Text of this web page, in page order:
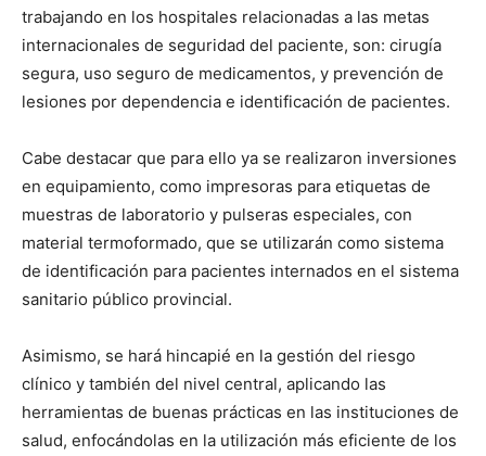
trabajando en los hospitales relacionadas a las metas
internacionales de seguridad del paciente, son: cirugía
segura, uso seguro de medicamentos, y prevención de
lesiones por dependencia e identificación de pacientes.
Cabe destacar que para ello ya se realizaron inversiones
en equipamiento, como impresoras para etiquetas de
muestras de laboratorio y pulseras especiales, con
material termoformado, que se utilizarán como sistema
de identificación para pacientes internados en el sistema
sanitario público provincial.
Asimismo, se hará hincapié en la gestión del riesgo
clínico y también del nivel central, aplicando las
herramientas de buenas prácticas en las instituciones de
salud, enfocándolas en la utilización más eficiente de los